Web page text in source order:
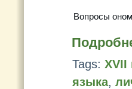
Вопросы
Tags: XVII
языка,